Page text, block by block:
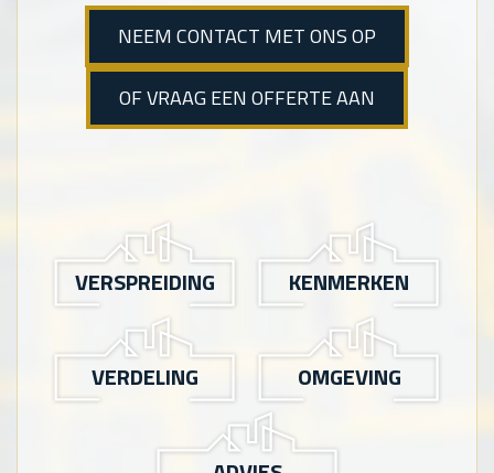
NEEM CONTACT MET ONS OP
OF VRAAG EEN OFFERTE AAN
VERSPREIDING KENMERKEN
VERDELING OMGEVING